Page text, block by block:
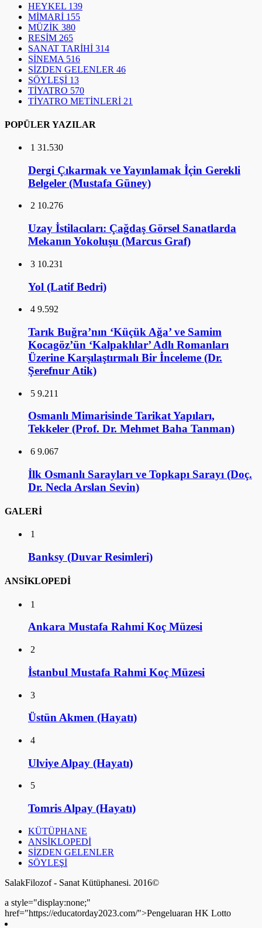
HEYKEL 139
MİMARİ 155
MÜZİK 380
RESİM 265
SANAT TARİHİ 314
SİNEMA 516
SİZDEN GELENLER 46
SÖYLEŞİ 13
TİYATRO 570
TİYATRO METİNLERİ 21
POPÜLER YAZILAR
1 31.530
Dergi Çıkarmak ve Yayınlamak İçin Gerekli
Belgeler (Mustafa Güney)
2 10.276
Uzay İstilacıları: Çağdaş Görsel Sanatlarda
Mekanın Yokoluşu (Marcus Graf)
3 10.231
Yol (Latif Bedri)
4 9.592
Tarık Buğra’nın ‘Küçük Ağa’ ve Samim
Kocagöz’ün ‘Kalpaklılar’ Adlı Romanları
Üzerine Karşılaştırmalı Bir İnceleme (Dr.
Şerefnur Atik)
5 9.211
Osmanlı Mimarisinde Tarikat Yapıları,
Tekkeler (Prof. Dr. Mehmet Baha Tanman)
6 9.067
İlk Osmanlı Sarayları ve Topkapı Sarayı (Doç.
Dr. Necla Arslan Sevin)
GALERİ
1
Banksy (Duvar Resimleri)
ANSİKLOPEDİ
1
Ankara Mustafa Rahmi Koç Müzesi
2
İstanbul Mustafa Rahmi Koç Müzesi
3
Üstün Akmen (Hayatı)
4
Ulviye Alpay (Hayatı)
5
Tomris Alpay (Hayatı)
KÜTÜPHANE
ANSİKLOPEDİ
SİZDEN GELENLER
SÖYLEŞİ
SalakFilozof - Sanat Kütüphanesi. 2016©
a style="display:none;"
href="https://educatorday2023.com/">Pengeluaran HK Lotto